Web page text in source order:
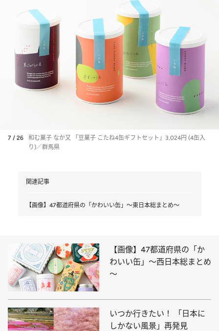
7 / 26
和む菓子 なか又 「豆菓子 こたね4缶ギフトセット」3,024円 (4缶入
り)／群馬県
関連記事
【画像】47都道府県の「かわいい缶」～東日本総まとめ～
【画像】47都道府県の「か
わいい缶」～西日本総まとめ
～
いつか行きたい！ 「日本に
しかない風景」再発見